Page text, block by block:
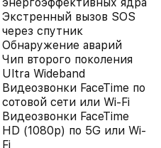
Экстренный вызов SOS
через спутник
Обнаружение аварий
Чип второго поколения
Ultra Wideband
Видеозвонки FaceTime по
сотовой сети или Wi‑Fi
Видеозвонки FaceTime
HD (1080p) по 5G или Wi-
Fi